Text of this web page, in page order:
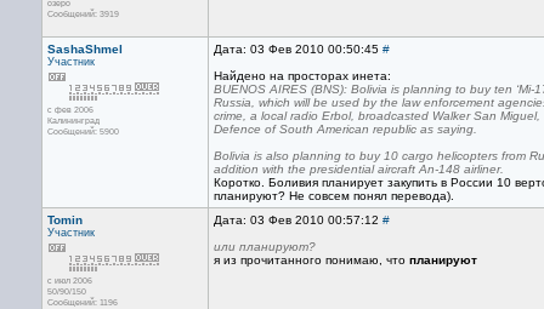
озеро
Сообщений: 3919
SashaShmel
Участник
с фев 2006
Калининград
Сообщений: 5900
Дата: 03 Фев 2010 00:50:45 #
Найдено на просторах инета:
BUENOS AIRES (BNS): Bolivia is planning to buy ten ‘Mi-
Russia, which will be used by the law enforcement
crime, a local radio Erbol, broadcasted Walker San Miguel,
Defence of South American republic as saying.
Bolivia is also planning to buy 10 cargo helicopters from
addition with the presidential aircraft An-148 airliner.
Коротко. Боливия планирует закупить в России 10
планируют? Не совсем понял перевода).
Tomin
Участник
с июл 2006
50/90/150
Сообщений: 1196
Дата: 03 Фев 2010 00:57:12 #
или планируют?
я из прочитанного понимаю, что планируют